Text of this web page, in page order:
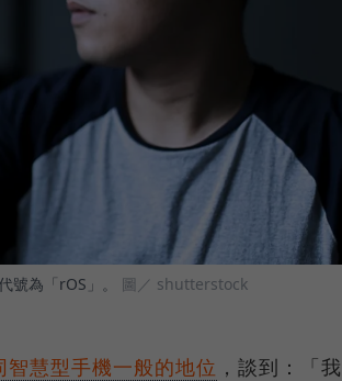
為「rOS」。 圖／ shutterstock
慧型手機一般的地位 ，談到：「我